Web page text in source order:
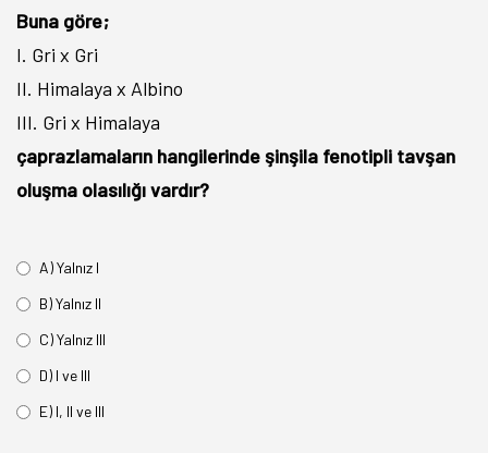
Buna göre;
I. Gri x Gri
II. Himalaya x Albino
III. Gri x Himalaya
çaprazlamaların hangilerinde şinşila fenotipli tavşan
oluşma olasılığı vardır?
A) Yalnız I
B) Yalnız II
C) Yalnız III
D) I ve III
E) I, II ve III